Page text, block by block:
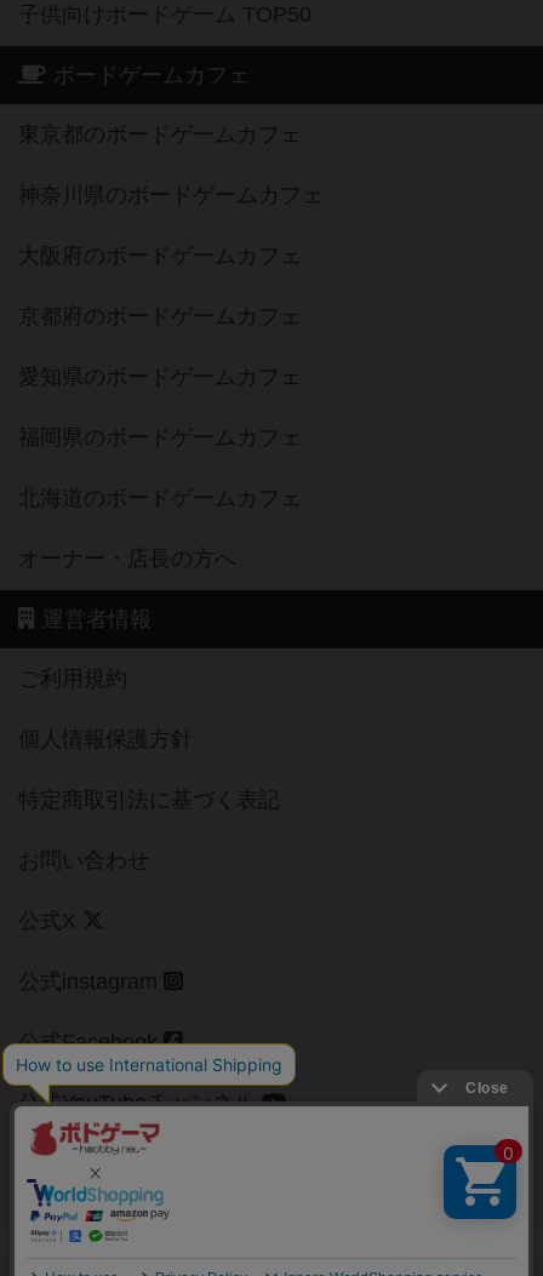
子供向けボードゲーム TOP50
ボードゲームカフェ
東京都のボードゲームカフェ
神奈川県のボードゲームカフェ
大阪府のボードゲームカフェ
京都府のボードゲームカフェ
愛知県のボードゲームカフェ
福岡県のボードゲームカフェ
北海道のボードゲームカフェ
オーナー・店長の方へ
運営者情報
ご利用規約
個人情報保護方針
特定商取引法に基づく表記
お問い合わせ
公式X
公式instagram
公式Facebook
公式YouTubeチャンネル